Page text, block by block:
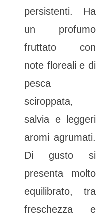
persistenti. Ha
un profumo
fruttato con
note floreali e di
pesca
sciroppata,
salvia e leggeri
aromi agrumati.
Di gusto si
presenta molto
equilibrato, tra
freschezza e